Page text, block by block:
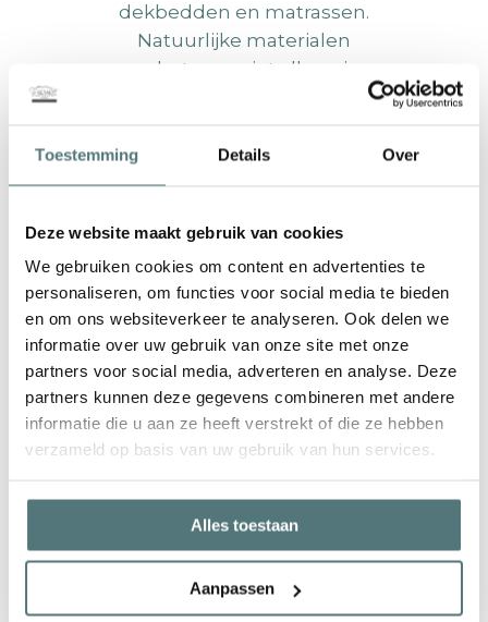
Toestemming Details Over
Deze website maakt gebruik van cookies
We gebruiken cookies om content en advertenties te
personaliseren, om functies voor social media te bieden
en om ons websiteverkeer te analyseren. Ook delen we
informatie over uw gebruik van onze site met onze
partners voor social media, adverteren en analyse. Deze
partners kunnen deze gegevens combineren met andere
informatie die u aan ze heeft verstrekt of die ze hebben
verzameld op basis van uw gebruik van hun services.
Alles toestaan
Aanpassen
dekbedden en matrassen.
Natuurlijke materialen
verbeteren niet alleen je
slaapcomfort, maar dragen ook
duurzamere levensstijl.
Kom langs bij je slaapexpert